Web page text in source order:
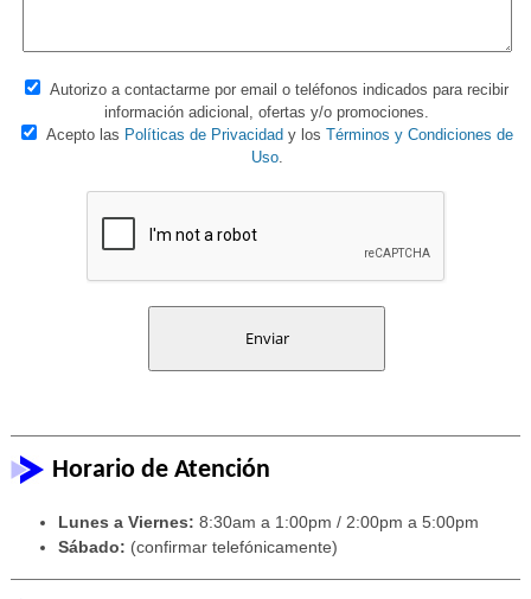
Autorizo a contactarme por email o teléfonos indicados para recibir
información adicional, ofertas y/o promociones.
Acepto las Políticas de Privacidad y los Términos y Condiciones de
Uso.
Horario de Atención
Lunes a Viernes: 8:30am a 1:00pm / 2:00pm a 5:00pm
Sábado: (confirmar telefónicamente)